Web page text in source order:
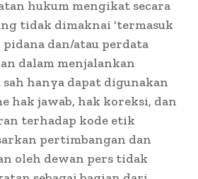
hukum mengikat secara
tidak dimaknai ‘termasuk
dan/atau perdata
dalam menjalankan
hanya dapat digunakan
hak jawab, hak koreksi, dan
terhadap kode etik
pertimbangan dan
oleh dewan pers tidak